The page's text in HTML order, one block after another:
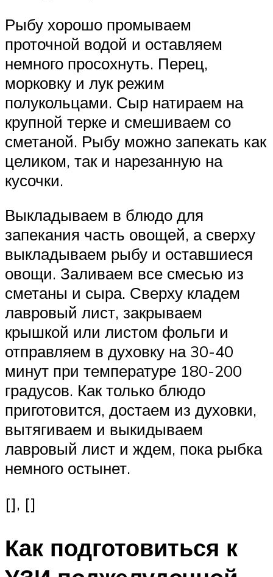
Рыбу хорошо промываем
проточной водой и оставляем
немного просохнуть. Перец,
морковку и лук режим
полукольцами. Сыр натираем на
крупной терке и смешиваем со
сметаной. Рыбу можно запекать как
целиком, так и нарезанную на
кусочки.
Выкладываем в блюдо для
запекания часть овощей, а сверху
выкладываем рыбу и оставшиеся
овощи. Заливаем все смесью из
сметаны и сыра. Сверху кладем
лавровый лист, закрываем
крышкой или листом фольги и
отправляем в духовку на 30-40
минут при температуре 180-200
градусов. Как только блюдо
приготовится, достаем из духовки,
вытягиваем и выкидываем
лавровый лист и ждем, пока рыбка
немного остынет.
[], []
Как подготовиться к